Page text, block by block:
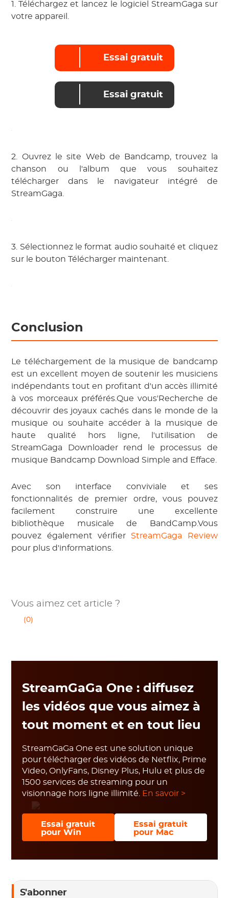
1. Téléchargez et lancez le logiciel StreamGaga sur
votre appareil.
Essai gratuit
Essai gratuit
2. Ouvrez le site Web de Bandcamp, trouvez la
chanson ou l'album que vous souhaitez
télécharger dans le navigateur intégré de
StreamGaga.
3. Sélectionnez le format audio souhaité et cliquez
sur le bouton Télécharger maintenant.
Conclusion
Le téléchargement de la musique de bandcamp
est un excellent moyen de soutenir les musiciens
indépendants tout en profitant d'un accès illimité
à vos morceaux préférés.Que vous'Recherche de
découvrir des joyaux cachés dans le monde de la
musique ou souhaite accéder à la musique de
haute qualité hors ligne, l'utilisation de
StreamGaga Downloader rend le processus de
musique Bandcamp Download Simple and Efface.
Avec son interface conviviale et ses
fonctionnalités de premier ordre, vous pouvez
facilement construire une excellente
bibliothèque musicale de BandCamp.Vous
pouvez également vérifier StreamGaga Review
pour plus d'informations.
Vous aimez cet article ?
(0)
StreamGaGa One : diffusez
les vidéos que vous aimez à
tout moment et en tout lieu
StreamGaGa One est une solution unique
pour télécharger des vidéos de Netflix, Prime
Video, OnlyFans, Disney Plus, Hulu et plus de
1500 services de streaming pour un
visionnage hors ligne illimité.
En savoir >
Essai gratuit
pour Win
Essai gratuit
pour Mac
S'abonner